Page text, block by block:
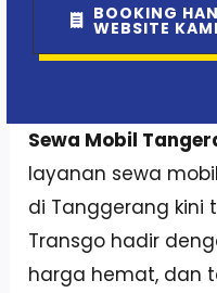
BOOKING
WEBSITE
Sewa Mobil
layanan sewa
di Tanggerang kini
Transgo hadir
harga hemat, dan